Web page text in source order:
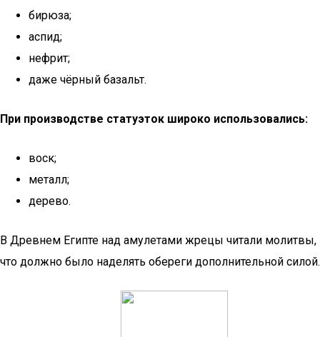
бирюза;
аспид;
нефрит;
даже чёрный базальт.
При производстве статуэток широко использовались:
воск;
металл;
дерево.
В Древнем Египте над амулетами жрецы читали молитвы,
что должно было наделять обереги дополнительной силой.